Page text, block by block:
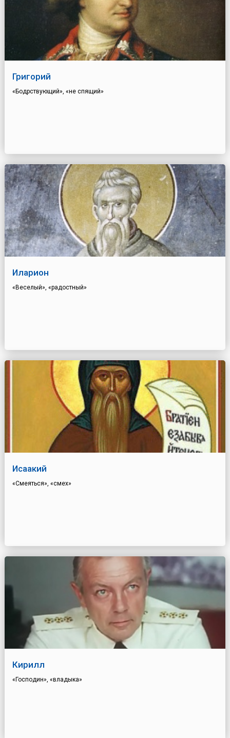
Григорий
«Бодрствующий», «не спящий»
Иларион
«Веселый», «радостный»
Исаакий
«Смеяться», «смех»
Кирилл
«Господин», «владыка»